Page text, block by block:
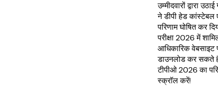
उम्मीदवारों द्वारा
ने डीपी हेड
परिणाम घोषित कर
परीक्षा 2026 में
आधिकारिक वेबसाइट
डाउनलोड कर सकते
टीपीओ 2026 का
स्क्रॉल करें!